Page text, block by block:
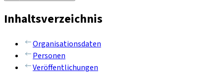
Inhaltsverzeichnis
Organisationsdaten
Personen
Veröffentlichungen